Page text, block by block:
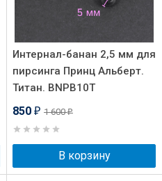
Интернал-банан 2,5 мм для
пирсинга Принц Альберт.
Титан. BNPB10T
850 ₽ 1 600₽
В корзину